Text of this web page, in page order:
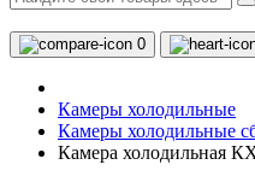
0
Камеры холодильные
Камеры холодильные
Камера холодильная